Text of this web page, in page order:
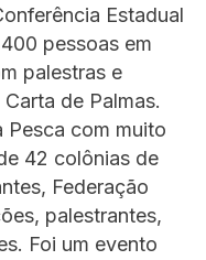
Estadual
pessoas em
palestras e
de Palmas.
Pesca com muito
42 colônias de
Federação
palestrantes,
Foi um evento